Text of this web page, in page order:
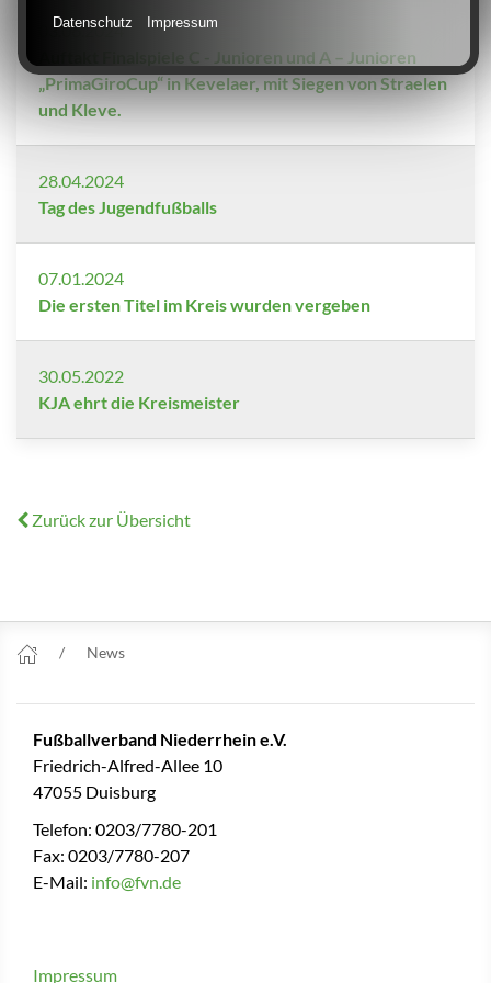
03.06.2024
Auftakt Finalspiele C - Junioren und A – Junioren
„PrimaGiroCup“ in Kevelaer, mit Siegen von Straelen
und Kleve.
28.04.2024
Tag des Jugendfußballs
07.01.2024
Die ersten Titel im Kreis wurden vergeben
30.05.2022
KJA ehrt die Kreismeister
Zurück zur Übersicht
News
Fußballverband Niederrhein e.V.
Friedrich-Alfred-Allee 10
47055 Duisburg
Telefon: 0203/7780-201
Fax: 0203/7780-207
E-Mail: info@fvn.de
Impressum
Datenschutz Impressum